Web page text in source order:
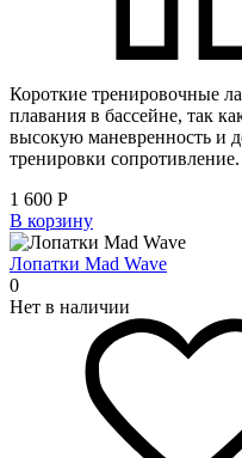
Короткие тренировочные
плавания в бассейне, так
высокую маневренность и
тренировки сопротивление.
1 600 Р
В корзину
Лопатки Mad Wave
0
Нет в наличии